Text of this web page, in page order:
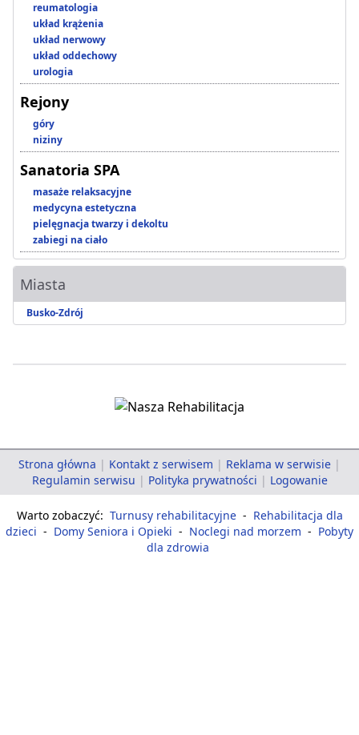
reumatologia
układ krążenia
układ nerwowy
układ oddechowy
urologia
Rejony
góry
niziny
Sanatoria SPA
masaże relaksacyjne
medycyna estetyczna
pielęgnacja twarzy i dekoltu
zabiegi na ciało
Miasta
Busko-Zdrój
Strona główna | Kontakt z serwisem | Reklama w serwisie |
Regulamin serwisu | Polityka prywatności | Logowanie
Warto zobaczyć: Turnusy rehabilitacyjne - Rehabilitacja dla
dzieci - Domy Seniora i Opieki - Noclegi nad morzem - Pobyty
dla zdrowia